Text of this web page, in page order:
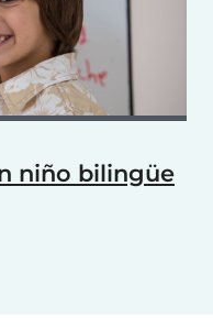
niño bilingüe